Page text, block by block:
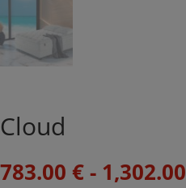
Cloud
783.00 €- 1,302.00